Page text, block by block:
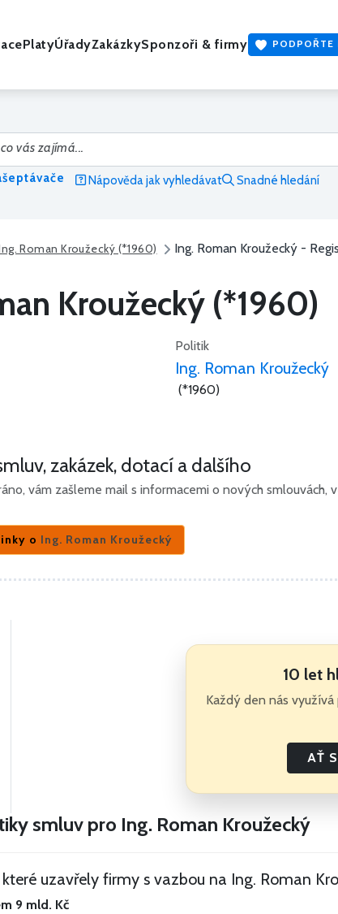
PlatyÚřadyZakázkySponzoři & firmy PODPOŘTE
Nápověda jak vyhledávat Snadné hledání
Roman Kroužecký (*1960) Ing. Roman Kroužecký -
Kroužecký (*1960)
Politik
Ing. Roman Kroužecký
(*1960)
zakázek, dotací a dalšího
vám zašleme mail s informacemi o nových
o Ing. Roman Kroužecký
10 let
Každý den nás
AŤ
smluv pro Ing. Roman Kroužecký
uzavřely firmy s vazbou na Ing. Roman
9 mld. Kč